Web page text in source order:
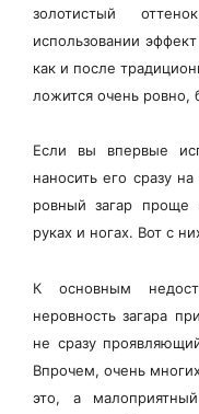
золотистый
использовании
как и после
ложится очень ровно,
Если вы впервые
наносить его сразу
ровный загар проще
руках и ногах. Вот с
К основным
неровность загара
не сразу
Впрочем, очень
это, а